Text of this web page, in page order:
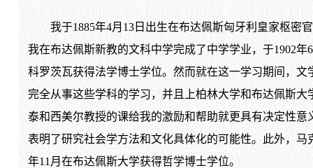
我于1885年4月13日出生在布达佩斯匈牙利皇家枢密官
我在布达佩斯新教的文科中学完成了中学学业，于1902
科罗茨瓦获得法学博士学位。然而就在这一学习期间，
完全从事这些学科的学习，并且上柏林大学和布达佩斯
泰和西美尔教授的课给我的激励和帮助就更具有决定性
表明了研究社会学方法和文化具体化的可能性。此外，
年11月在布达佩斯大学获得哲学博士学位。